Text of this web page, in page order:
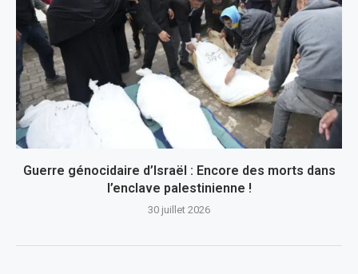
Guerre génocidaire d’Israël : Encore des morts dans
l’enclave palestinienne !
30 juillet 2026